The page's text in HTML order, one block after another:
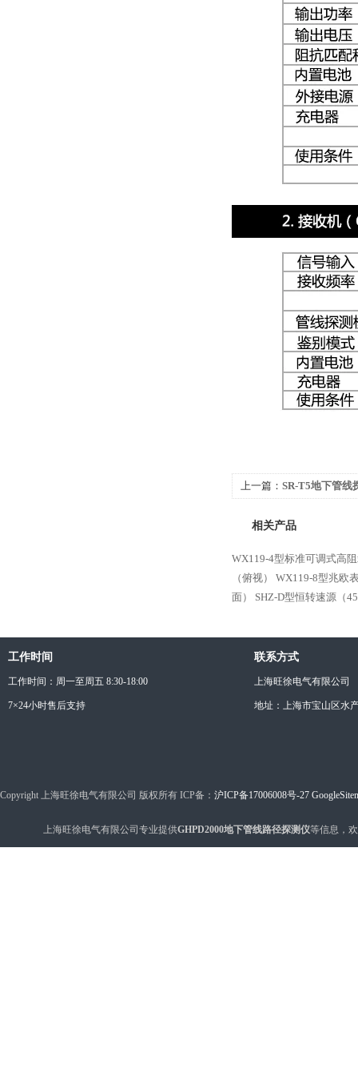
上一篇： SR-T5地下管线
相关产品
WX119-4型标准可调式高
（俯视）
WX119-8型兆欧
面）
SHZ-D型恒转速源（
工作时间
工作时间：周一至周五 8:30-18:00
7×24小时售后支持
联系方式
上海旺徐电气有限公司
地址：上海市宝山区水
Copyright 上海旺徐电气有限公司 版权所有 ICP备： 沪ICP备17006008号-27
上海旺徐电气有限公司专业提供GHPD2000地下管线路径探测仪等信息，